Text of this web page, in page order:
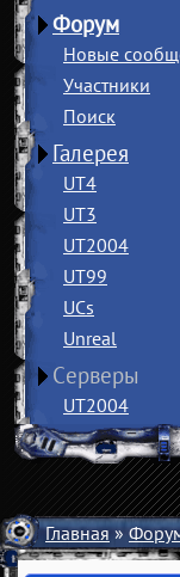
Форум
Новые
Участники
Поиск
Галерея
UT4
UT3
UT2004
UT99
UCs
Unreal
Серверы
UT2004
Главная»